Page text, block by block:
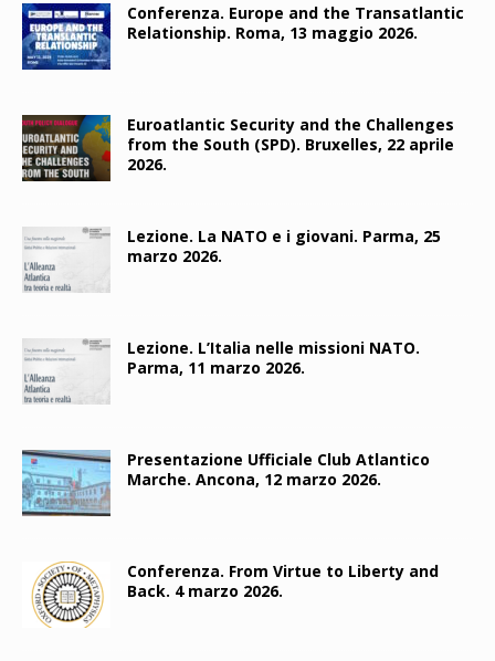
Conferenza. Europe and the Transatlantic
Relationship. Roma, 13 maggio 2026.
Euroatlantic Security and the Challenges
from the South (SPD). Bruxelles, 22 aprile
2026.
Lezione. La NATO e i giovani. Parma, 25
marzo 2026.
Lezione. L’Italia nelle missioni NATO.
Parma, 11 marzo 2026.
Presentazione Ufficiale Club Atlantico
Marche. Ancona, 12 marzo 2026.
Conferenza. From Virtue to Liberty and
Back. 4 marzo 2026.